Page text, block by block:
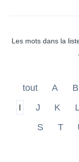
Les mots dans la
tout A B
I
J K
S
T